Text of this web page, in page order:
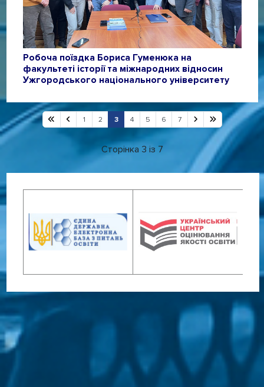
Робоча поїздка Бориса Гуменюка на
факультеті історії та міжнародних відносин
Ужгородського національного університету
1 2 3 4 5 6 7
Сторінка 3 із 7